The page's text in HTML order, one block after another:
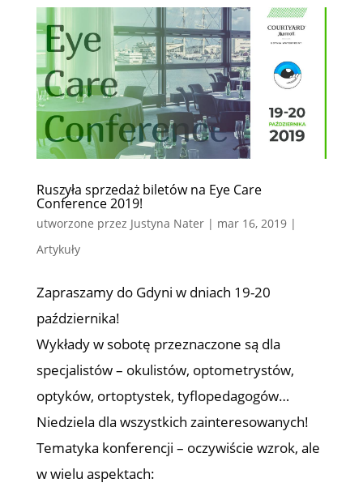
Ruszyła sprzedaż biletów na Eye Care
Conference 2019!
utworzone przez Justyna Nater| mar 16, 2019|
Artykuły
Zapraszamy do Gdyni w dniach 19-20
października!
Wykłady w sobotę przeznaczone są dla
specjalistów – okulistów, optometrystów,
optyków, ortoptystek, tyflopedagogów…
Niedziela dla wszystkich zainteresowanych!
Tematyka konferencji – oczywiście wzrok, ale
w wielu aspektach: